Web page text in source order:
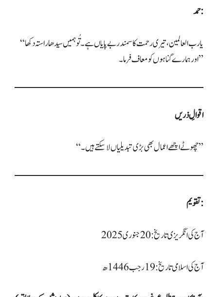
حمد:
“یا رب العالمین، تیری رحمت کا سمندر بے پایاں ہے۔ تُو ہمیں سیدھا راستہ دکھا
اور ہمارے گناہوں کو معاف فرما۔”
اقوالِ ذریں
“چھوٹے اچھے اعمال بھی بڑی تبدیلیاں لا سکتے ہیں۔”
تقویم:
آج کی انگریزی تاریخ: 20 جنوری 2025
آج کی اسلامی تاریخ: 19 رجب 1446ھ